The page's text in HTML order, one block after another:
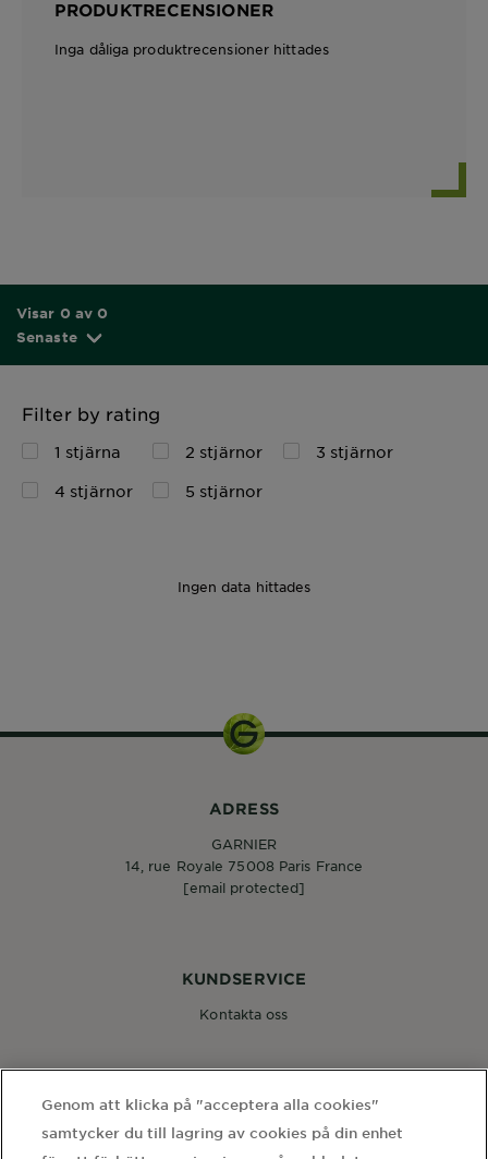
PRODUKTRECENSIONER
Inga dåliga produktrecensioner hittades
Visar 0 av 0
Senaste
Filter by rating
1 stjärna 2 stjärnor
3 stjärnor
4 stjärnor
5 stjärnor
Ingen data hittades
KUNDSERVICE
Kontakta oss
ADRESS
GARNIER
14, rue Royale 75008 Paris France
[email protected]
Genom att klicka på "acceptera alla cookies"
samtycker du till lagring av cookies på din enhet